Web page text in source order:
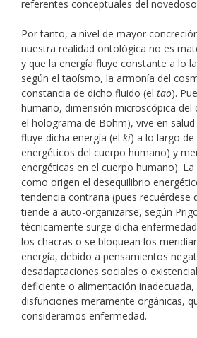
referentes conceptuales del
Por tanto, a nivel de mayor
nuestra realidad ontológica no es
y que la energía fluye constante a lo
según el taoísmo, la armonía del
constancia de dicho fluido (el tao).
humano, dimensión microscópica del
el holograma de Bohm), vive en
fluye dicha energía (el ki) a lo largo de
energéticos del cuerpo humano) y
energéticas en el cuerpo humano).
como origen el desequilibrio
tendencia contraria (pues recuérdese
tiende a auto-organizarse, según
técnicamente surge dicha
los chacras o se bloquean los
energía, debido a pensamientos
desadaptaciones sociales o
deficiente o alimentación
disfunciones meramente orgánicas,
consideramos enfermedad.